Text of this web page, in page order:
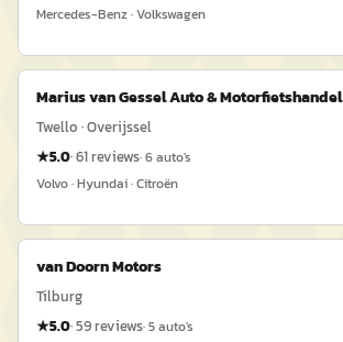
Mercedes-Benz · Volkswagen
Marius van Gessel Auto & Motorfietshandel
Twello · Overijssel
★5.0·61reviews·6auto's
Volvo · Hyundai · Citroën
van Doorn Motors
Tilburg
★5.0·59reviews·5auto's